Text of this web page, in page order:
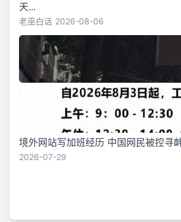
天...
老巫白话 2026-08-06
境外网站写加班经历 中国网民被控寻
2026-07-29